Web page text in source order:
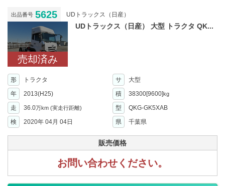
出品番号 5625 UDトラックス（日産）
売却済み
UDトラックス（日産） 大型 トラクタ QK...
形 トラクタ サ
大型
年
2013(H25) 積 38300[9600]kg
走 36.0万km (実走行距離) 型
QKG-GK5XAB
検
2020年 04月 04日 県 千葉県
販売価格
お問い合わせください。